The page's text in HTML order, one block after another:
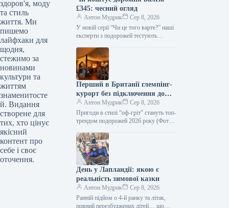
здоров'я, моду
та стиль
життя. Ми
пишемо
лайфхаки для
щодня,
стежимо за
новинами
культури та
життям
знаменитосте
й. Видання
створене для
тих, хто цінує
якісний
контент про
себе і своє
оточення.
£345: чесний огляд
Антон Мудрик
Сер 8, 2026
У новій серії “Чи це того варте?” наші
експерти з подорожей тестують
чи справді вони…
Перший в Британії глемпінг-
курорт без підключення до
мереж: чесний відгук
Антон Мудрик
Сер 8, 2026
Пригоди в стилі “оф-гріт” стануть топ-
трендом подорожей 2026 року (Фото:
серії «Чи варте воно того?»…
День у Лапландії: якою є
реальність зимової казки
Антон Мудрик
Сер 8, 2026
Ранній підйом о 4-й ранку та літак,
повний перезбуджених дітей… що